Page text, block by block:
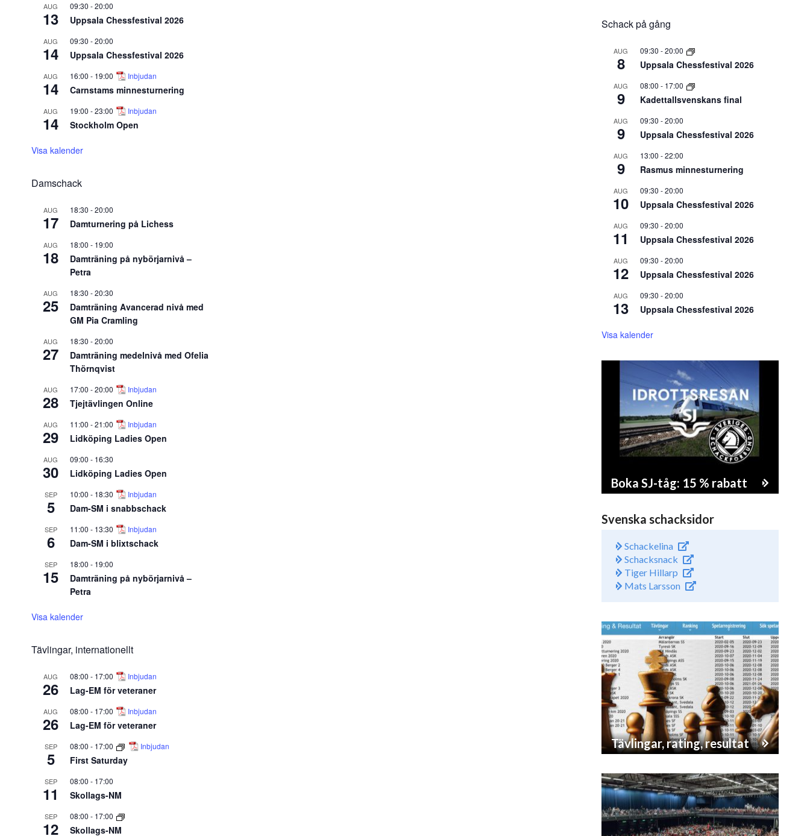
AUG
13
09:30 -20:00
Uppsala Chessfestival 2026
AUG
14
09:30 -20:00
Uppsala Chessfestival 2026
AUG
14
16:00 - 19:00 Inbjudan
Carnstams minnesturnering
AUG
14
19:00 -23:00 Inbjudan
Stockholm Open
Visa kalender
Damschack
AUG
17
18:30 -20:00
Damturnering på Lichess
AUG
18
18:00 - 19:00
Damträning på nybörjarnivå –
Petra
AUG
25
18:30 -20:30
Damträning Avancerad nivå med
GM Pia Cramling
AUG
27
18:30 -20:00
Damträning medelnivå med Ofelia
Thörnqvist
AUG
28
17:00 -20:00 Inbjudan
Tjejtävlingen Online
AUG
29
11:00 -21:00 Inbjudan
Lidköping Ladies Open
AUG
30
09:00 - 16:30
Lidköping Ladies Open
SEP
5
10:00 - 18:30 Inbjudan
Dam-SM i snabbschack
SEP
6
11:00 - 13:30 Inbjudan
Dam-SM i blixtschack
SEP
15
18:00 - 19:00
Damträning på nybörjarnivå –
Petra
Visa kalender
Tävlingar, internationellt
AUG
26
08:00 - 17:00 Inbjudan
Lag-EM för veteraner
AUG
26
08:00 - 17:00 Inbjudan
Lag-EM för veteraner
SEP
5
08:00 - 17:00 Inbjudan
First Saturday
SEP
11
08:00 - 17:00
Skollags-NM
SEP
12
08:00 - 17:00
Skollags-NM
Schack på gång
AUG
8
09:30 -20:00
Uppsala Chessfestival 2026
AUG
9
08:00 - 17:00
Kadettallsvenskans final
AUG
9
09:30 -20:00
Uppsala Chessfestival 2026
AUG
9
13:00 -22:00
Rasmus minnesturnering
AUG
10
09:30 -20:00
Uppsala Chessfestival 2026
AUG
11
09:30 -20:00
Uppsala Chessfestival 2026
AUG
12
09:30 -20:00
Uppsala Chessfestival 2026
AUG
13
09:30 -20:00
Uppsala Chessfestival 2026
Visa kalender
Boka SJ-tåg: 15 % rabatt
Svenska schacksidor
Schackelina
Schacksnack
Tiger Hillarp
Mats Larsson
Tävlingar, rating, resultat